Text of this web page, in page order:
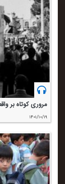
مروری كوتاه بر
۱۴۰۱/۱۰/۱۹